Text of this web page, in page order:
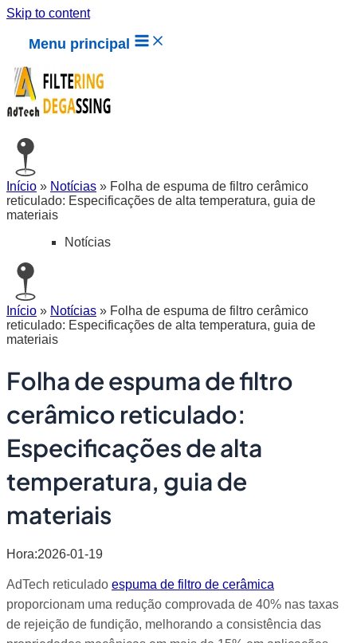
Skip to content
Menu principal
Início » Notícias » Folha de espuma de filtro cerâmico
reticulado: Especificações de alta temperatura, guia de
materiais
Notícias
Início » Notícias » Folha de espuma de filtro cerâmico
reticulado: Especificações de alta temperatura, guia de
materiais
Folha de espuma de filtro
cerâmico reticulado:
Especificações de alta
temperatura, guia de
materiais
Hora:2026-01-19
AdTech reticulado espuma de filtro de cerâmica
proporcionam uma redução comprovada de 40% nas taxas
de rejeição de fundição, melhorando a consistência das